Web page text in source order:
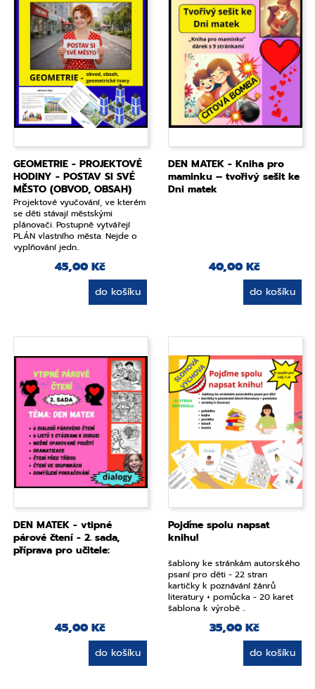
GEOMETRIE - PROJEKTOVÉ
HODINY - POSTAV SI SVÉ
MĚSTO (OBVOD, OBSAH)
Projektové vyučování, ve kterém
se děti stávají městskými
plánovači. Postupně vytvářejí
PLÁN vlastního města. Nejde o
vyplňování jedn..
45,00 Kč
do košíku
DEN MATEK - Kniha pro
maminku – tvořivý sešit ke
Dni matek
40,00 Kč
do košíku
DEN MATEK - vtipné
párové čtení - 2. sada,
příprava pro učitele:
45,00 Kč
do košíku
Pojďme spolu napsat
knihu!
šablony ke stránkám autorského
psaní pro děti - 22 stran
kartičky k poznávání žánrů
literatury + pomůcka - 20 karet
šablona k výrobě ..
35,00 Kč
do košíku